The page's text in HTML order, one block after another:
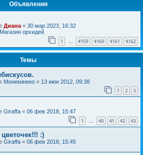
Объявления
Диана « 30 мар 2023, 16:32
Магазин орхидей
1 … 4159 4160 4161 4162
Темы
Монекинеко « 13 июн 2012, 09:38
1 2 3
Giraffa « 06 фев 2018, 15:47
1 … 40 41 42 43
:)
Giraffa « 06 фев 2018, 15:45